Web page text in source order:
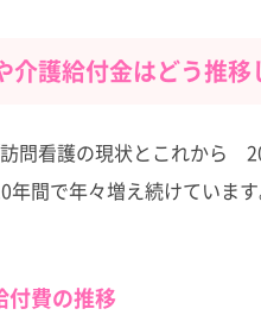
護給付金はどう推移
問看護の現状とこれから
間で年々増え続けています
付費の推移